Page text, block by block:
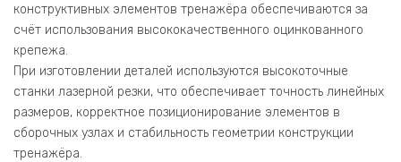
конструктивных элементов тренажёра обеспечиваются за
счёт использования высококачественного оцинкованного
крепежа.
При изготовлении деталей используются высокоточные
станки лазерной резки, что обеспечивает точность линейных
размеров, корректное позиционирование элементов в
сборочных узлах и стабильность геометрии конструкции
тренажёра.